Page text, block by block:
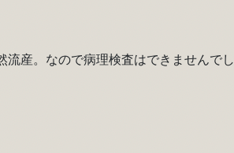
産。なので病理検査はできませんでし